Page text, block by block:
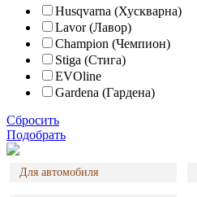
Husqvarna (Хускварна)
Lavor (Лавор)
Champion (Чемпион)
Stiga (Стига)
EVOline
Gardena (Гардена)
Сбросить
Подобрать
Для автомобиля